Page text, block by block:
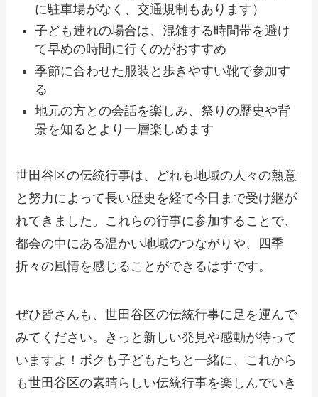
に駐車場がなく、交通規制もあります）
子ども連れの場合は、混雑する時間帯を避け
て早めの時間に行くのがおすすめ
季節に合わせた服装と歩きやすい靴で参加す
る
地元の方との会話を楽しみ、祭りの歴史や背
景を知るとより一層楽しめます
世田谷区の伝統行事は、どれも地域の人々の熱意
と努力によって長い歴史を経て今日まで受け継が
れてきました。これらの行事に参加することで、
都会の中にある温かい地域のつながりや、四季
折々の風情を感じることができるはずです。
ぜひ皆さんも、世田谷区の伝統行事に足を運んで
みてください。きっと新しい発見や感動が待って
いますよ！ボクも子どもたちと一緒に、これから
も世田谷区の素晴らしい伝統行事を楽しんでいき